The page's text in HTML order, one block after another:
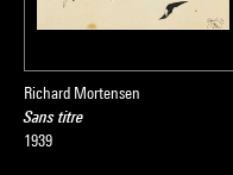
Richard Mortensen
Sans titre
1939